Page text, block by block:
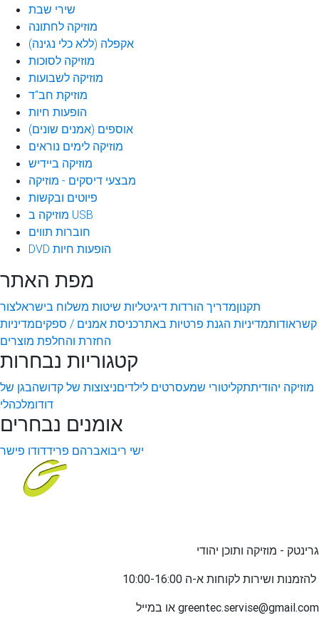
שירי שבת
מוזיקה לחתונה
אקפלה (ללא כלי נגינה)
מוזיקה לסוכות
מוזיקה לשבועות
מוזיקת חב"ד
הופעות חיות
אוספים (אמנים שונים)
מוזיקה לימים נוראים
מוזיקה ביידיש
מבצעי דיסקים - מוזיקה
פיוטים ובקשות
מוזיקה ב USB
חוברות תווים
DVD הופעות חיות
מפת האתר
תקנוןמדריך הורדות דיגיטליות שיטות משלוח בישראלצור
קשראודותמדיניות הגנת פרטיות באתרכניסת אמנים / ספקיםמדיניות
החזרת והחלפת מוצרים
קטגוריות נבחרות
מוזיקה יהודיתתקליטורי שמעסרטים לילדיםניצוצות של קדושהבגן של
דודומלכהלי
אומנים נבחרים
ישי ריבואברהם פרידדודו פישר
גרינטק - מוזיקה ותוכן יהודי
להזמנות ו
greentec.servise@gmail.com